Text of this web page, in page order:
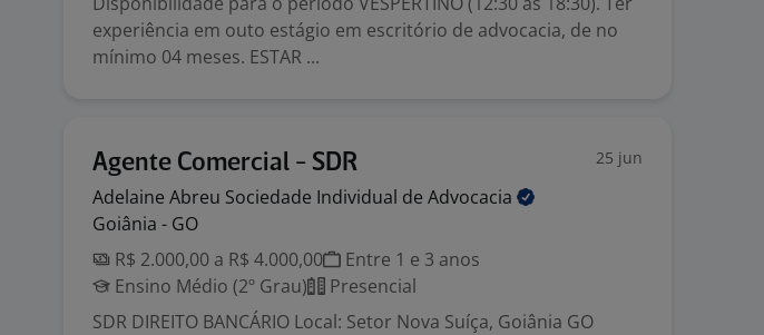
experiência em outo estágio em escritório de advocacia, de no
mínimo 04 meses. ESTAR ...
Agente Comercial - SDR 25 jun
Adelaine Abreu Sociedade Individual de Advocacia
Goiânia - GO
R$ 2.000,00 a R$ 4.000,00
Entre 1 e 3 anos
Ensino Médio (2º Grau)
Presencial
SDR DIREITO BANCÁRIO Local: Setor Nova Suíça, Goiânia GO